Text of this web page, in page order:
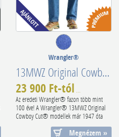
Wrangler®
13MWZ Original Cowboy Cut® Non-Elastic Stonewashed 112358496
23 900 Ft-tól
Az eredeti Wrangler® fazon több mint
100 éve! A Wrangler® 13MWZ Original
Cowboy Cut® modellek már 1947 óta
Megnézem »